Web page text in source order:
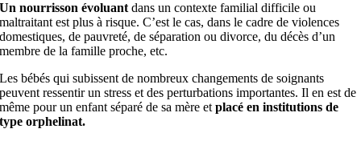
Un nourrisson évoluant dans un contexte familial difficile ou
maltraitant est plus à risque. C’est le cas, dans le cadre de violences
domestiques, de pauvreté, de séparation ou divorce, du décès d’un
membre de la famille proche, etc.
Les bébés qui subissent de nombreux changements de soignants
peuvent ressentir un stress et des perturbations importantes. Il en est de
même pour un enfant séparé de sa mère etplacé en institutions de
type orphelinat.